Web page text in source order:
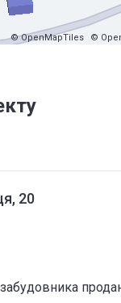
© OpenMapTiles ©
20